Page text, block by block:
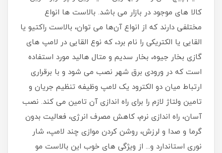
کالا های موجود در بازار می باشد. بالاست ها انواع
مختلفی دارند که از انواع آن‌ها می توان، بالاست راکتیو یا
القایی یا الکتریکی را نام برد، که نوع القایی در لامپ های
گازی بخار جیوه، بخار سدیم و متال هالید مورد استفاده
است که در ورودی برق شهر نصب می شود و با برقراری
ارتباط میان دو الکترود یک لامپ وظیفه تنظیم جریان و
تامین ولتاژ لازم را برای راه اندازی آن تامین می کند. نصب
آسان، راه اندازی نرم، کاهش مصرف انرژی، فعالیت بدون
گرما و صدا و لرزش، روشن کردن موازی چند لامپ، شار
نوری استاندارد و... از ویژگی های خوب این بالاست مو